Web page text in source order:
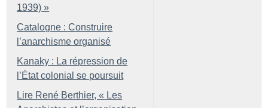
1939) »
Catalogne : Construire
l’anarchisme organisé
Kanaky : La répression de
l’État colonial se poursuit
Lire René Berthier, « Les